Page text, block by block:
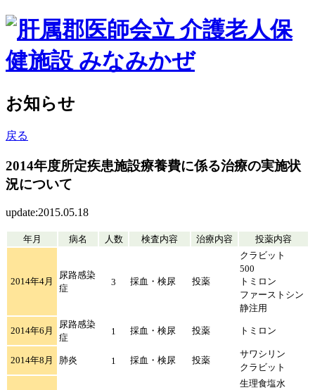
お知らせ
戻る
2014年度所定疾患施設療養費に係る治療の実施状
況について
update:2015.05.18
年月 病名 人数 検査内容 治療内容 投薬内容
2014年4月
尿路感染
症
3 採血・検尿 投薬
クラビット
500
トミロン
ファーストシン
静注用
2014年6月
尿路感染
症
1 採血・検尿 投薬 トミロン
2014年8月 肺炎 1 採血・検尿 投薬
サワシリン
クラビット
生理食塩水